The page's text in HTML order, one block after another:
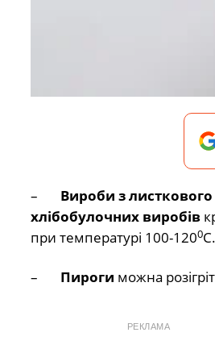
– Вироби з листкового
хлібобулочних виробів
при температурі 100-1200С.
– Пироги можна
РЕКЛАМА